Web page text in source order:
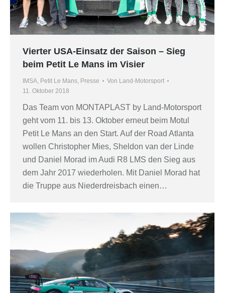
Vierter USA-Einsatz der Saison – Sieg
beim Petit Le Mans im Visier
IMSA, Petit Le Mans, Presse Von Land-Motorsport
11. Oktober 2018
Das Team von MONTAPLAST by Land-Motorsport
geht vom 11. bis 13. Oktober erneut beim Motul
Petit Le Mans an den Start. Auf der Road Atlanta
wollen Christopher Mies, Sheldon van der Linde
und Daniel Morad im Audi R8 LMS den Sieg aus
dem Jahr 2017 wiederholen. Mit Daniel Morad hat
die Truppe aus Niederdreisbach einen…